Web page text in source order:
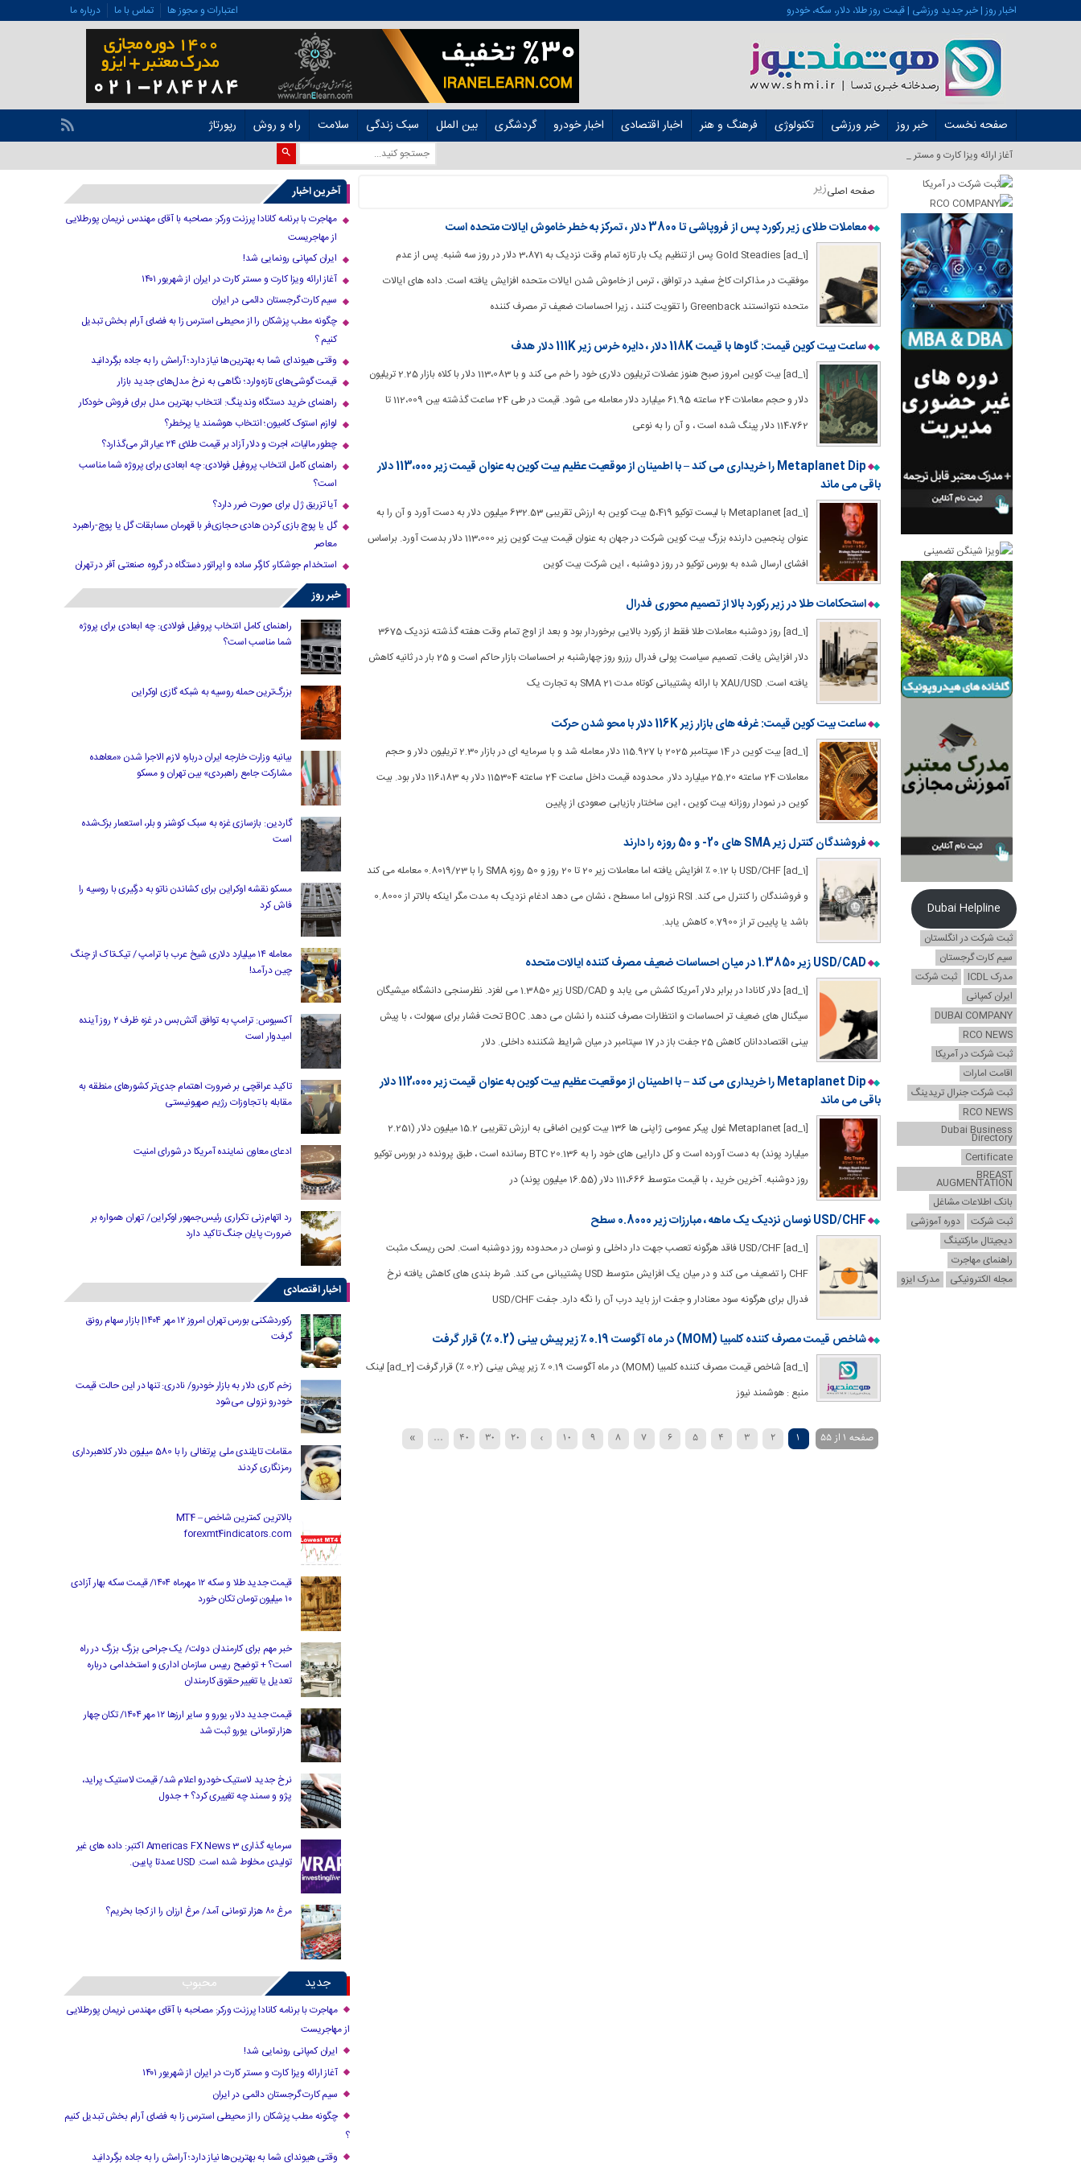
اخبار روز | خبر جدید ورزشی | قیمت روز طلا، دلار، سکه، خودرو اعتبارات و مجوز ها تماس با ما درباره ما
صفحه نخست خبر روز خبر ورزشی تکنولوژی فرهنگ و هنر اخبار اقتصادی اخبار خودرو گردشگری بین الملل سبک زندگی سلامت راه و روش رپورتاژ
آغاز ارائه ویزا کارت و مستر کارت در ایر_
صفحه اصلیزیر
معاملات طلای زیر رکورد پس از فروپاشی تا 3800 دلار ، تمرکز به خطر خاموش ایالات متحده است
[ad_1] Gold Steadies پس از تنظیم یک بار تازه تمام وقت نزدیک به 3،871 دلار در روز سه شنبه. پس از عدم
موفقیت در مذاکرات کاخ سفید در توافق ، ترس از خاموش شدن ایالات متحده افزایش یافته است. داده های ایالات
متحده نتوانستند Greenback را تقویت کنند ، زیرا احساسات ضعیف تر مصرف کننده
ساعت بیت کوین قیمت: گاوها با قیمت 118K دلار ، دایره خرس زیر 111K دلار هدف
[ad_1] بیت کوین امروز صبح هنوز عضلات تریلیون دلاری خود را خم می کند و با 113،083 دلار با کلاه بازار 2.25 تریلیون
دلار و حجم معاملات 24 ساعته 61.95 میلیارد دلار معامله می شود. قیمت در طی 24 ساعت گذشته بین 112،009 تا
114،762 دلار پینگ شده است ، و آن را به نوعی
Metaplanet Dip را خریداری می کند – با اطمینان از موقعیت عظیم بیت کوین به عنوان قیمت زیر 113،000 دلار
باقی می ماند
[ad_1] Metaplanet با لیست توکیو 5،419 بیت کوین به ارزش تقریبی 632.53 میلیون دلار به دست آورد و آن را به
عنوان پنجمین دارنده بزرگ بیت کوین شرکت در جهان به عنوان قیمت بیت کوین زیر 113،000 دلار بدست آورد. براساس
افشای ارسال شده به بورس توکیو در روز دوشنبه ، این شرکت بیت کوین
استحکامات طلا در زیر رکورد بالا از تصمیم محوری فدرال
[ad_1] روز دوشنبه معاملات طلا فقط از رکورد بالایی برخوردار بود و بعد از اوج تمام وقت هفته گذشته نزدیک 3675
دلار افزایش یافت. تصمیم سیاست پولی فدرال رزرو روز چهارشنبه بر احساسات بازار حاکم است و 25 بار در ثانیه کاهش
یافته است. XAU/USD با ارائه پشتیبانی کوتاه مدت 21 SMA به تجارت یک
ساعت بیت کوین قیمت: غرفه های بازار زیر 116K دلار با محو شدن حرکت
[ad_1] بیت کوین در 14 سپتامبر 2025 با 115.927 دلار معامله شد و با سرمایه ای در بازار 2.30 تریلیون دلار و حجم
معاملات 24 ساعته 25.20 میلیارد دلار. محدوده قیمت داخل ساعت 24 ساعته 115304 دلار به 116،183 دلار بود. بیت
کوین در نمودار روزانه بیت کوین ، این ساختار بازیابی صعودی از پایین
فروشندگان کنترل زیر SMA های 20- و 50 روزه را دارند
[ad_1] USD/CHF با 0.12 ٪ افزایش یافته اما معاملات زیر 20 تا 20 روز و 50 روزه SMA را با 0.8019/23 معامله می کند
و فروشندگان را کنترل می کند. RSI نزولی اما مسطح ، نشان می دهد ادغام نزدیک به مدت مگر اینکه بالاتر از 0.8000
باشد یا پایین تر از 0.7900 کاهش یابد.
USD/CAD زیر 1.3850 در میان احساسات ضعیف مصرف کننده ایالات متحده
[ad_1] دلار کانادا در برابر دلار آمریکا کشش می یابد و USD/CAD زیر 1.3850 می لغزد. نظرسنجی دانشگاه میشیگان
سیگنال های ضعیف تر احساسات و انتظارات مصرف کننده را نشان می دهد. BOC تحت فشار برای سهولت ، با پیش
بینی اقتصاددانان کاهش 25 جفت باز در 17 سپتامبر در میان شرایط شکننده داخلی. دلار
Metaplanet Dip را خریداری می کند – با اطمینان از موقعیت عظیم بیت کوین به عنوان قیمت زیر 112،000 دلار
باقی می ماند
[ad_1] Metaplanet غول پیکر عمومی ژاپنی ها 136 بیت کوین اضافی به ارزش تقریبی 15.2 میلیون دلار (2.251
میلیارد پوند) به دست آورده است و کل دارایی های خود را به 20.136 BTC رسانده است ، طبق پرونده در بورس توکیو
روز دوشنبه. آخرین خرید ، با قیمت متوسط ​​111،666 دلار (16.55 میلیون پوند) در
USD/CHF نوسان نزدیک یک ماهه ، مبارزات زیر 0.8000 سطح
[ad_1] USD/CHF فاقد هرگونه تعصب جهت دار داخلی و نوسان در محدوده روز دوشنبه است. لحن ریسک مثبت
CHF را تضعیف می کند و در میان یک افزایش متوسط ​​USD پشتیبانی می کند. شرط بندی های کاهش یافته نرخ
فدرال برای هرگونه سود معنادار و جفت ارز باید درب آن را نگه دارد. جفت USD/CHF
شاخص قیمت مصرف کننده کلمبیا (MOM) در ماه آگوست 0.19 ٪ زیر پیش بینی (0.2 ٪) قرار گرفت
[ad_1] شاخص قیمت مصرف کننده کلمبیا (MOM) در ماه آگوست 0.19 ٪ زیر پیش بینی (0.2 ٪) قرار گرفت [ad_2] لینک
منبع : هوشمند نیوز
صفحه 1 از 55 1
2
3
4
5
6
7
8
9
10
›
20
30
40
...
»
Dubai Helpline
ثبت شرکت در انگلستان
سیم کارت گرجستان
مدرک ICDL
ثبت شرکت
ایران کمپانی
DUBAI COMPANY
RCO NEWS
ثبت شرکت در آمریکا
اقامت امارات
ثبت شرکت جنرال تریدینگ
RCO NEWS
Dubai Business
Directory
Certificate
BREAST
AUGMENTATION
بانک اطلاعات مشاغل
ثبت شرکت
دوره آموزشی
دیجیتال مارکتینگ
راهنمای مهاجرت
مجله الکترونیکی
مدرک ایزو
آخرین اخبار
مهاجرت با برنامه کانادا پرزنت ورکر: مصاحبه با آقای مهندس نریمان پورطلایی
از مهاجریست
ایران کمپانی رونمایی شد!
آغاز ارائه ویزا کارت و مستر کارت در ایران از شهریور ۱۴۰۱
سیم کارت گرجستان دائمی در ایران
چگونه مطب پزشکان را از محیطی استرس زا به فضای آرام بخش تبدیل
کنیم ؟
وقتی هیوندای شما به بهترین‌ها نیاز دارد؛ آرامش را به جاده برگردانید
قیمت گوشی‌های تازه‌وارد؛ نگاهی به نرخ مدل‌های جدید بازار
راهنمای خرید دستگاه وندینگ: انتخاب بهترین مدل برای فروش خودکار
لوازم استوک کامیون؛ انتخاب هوشمند یا پرخطر؟
چطور مالیات، اجرت و دلار آزاد بر قیمت طلای ۲۴ عیار اثر می‌گذارد؟
راهنمای کامل انتخاب پروفیل فولادی: چه ابعادی برای پروژه شما مناسب
است؟
آیا تزریق ژل برای صورت ضرر دارد​؟
گل یا پوچ بازی کردن هادی حجازی‌فر با قهرمان مسابقات گل یا پوچ-راهبرد
معاصر
استخدام جوشکار، کارگر ساده و اپراتور دستگاه در گروه صنعتی آفر در تهران
خبر روز
راهنمای کامل انتخاب پروفیل فولادی: چه ابعادی برای پروژه
شما مناسب است؟
بزرگ‌ترین حمله روسیه به شبکه گازی اوکراین
بیانیه وزارت خارجه ایران درباره لازم‌ الاجرا شدن «معاهده
مشارکت جامع راهبردی» بین تهران و مسکو
گاردین: بازسازی غزه به سبک کوشنر و بلر، استعمار بزک‌شده
است
مسکو نقشه اوکراین برای کشاندن ناتو به درگیری با روسیه را
فاش کرد
معامله ۱۴ میلیارد دلاری شیخ عرب با ترامپ / تیک‌تاک از چنگ
چین درآمد!
آکسیوس: ترامپ به توافق آتش‌بس در غزه ظرف ۲ روز آینده
امیدوار است
تاکید عراقچی بر ضرورت اهتمام جدی‌تر کشورهای منطقه به
مقابله با تجاوزات رژیم صهیونیستی
ادعای معاون نماینده آمریکا در شورای امنیت
رد اتهام‌زنی تکراری رئیس‌جمهور اوکراین/ تهران همواره بر
ضرورت پایان جنگ تاکید دارد
اخبار اقتصادی
رکوردشکنی بورس تهران امروز ۱۲ مهر ۱۴۰۴| بازار سهام رونق
گرفت
زخم کاری دلار به بازار خودرو/ نادری: تنها در این حالت قیمت
خودرو نزولی می‌شود
مقامات تایلندی ملی پرتغالی را با 580 میلیون دلار کلاهبرداری
رمزنگاری کردند
بالاترین کمترین شاخص MT4 –
forexmt4indicators.com
قیمت جدید طلا و سکه ۱۲ مهرماه ۱۴۰۴/ قیمت سکه بهار آزادی
۱۰ میلیون تومان تکان خورد
خبر مهم برای کارمندان دولت/ یک جراحی بزرگ بزرگ در راه
است؟ + توضیح رییس سازمان اداری و استخدامی درباره
تعدیل یا تغییر حقوق کارمندان
قیمت جدید دلار، یورو و سایر ارزها ۱۲ مهر ۱۴۰۴/ تکان چهار
هزار تومانی یورو ثبت شد
نرخ جدید لاستیک خودرو اعلام شد/ قیمت لاستیک پراید،
پژو و سمند چه تغییری کرد؟ + جدول
سرمایه گذاری Americas FX News 3 اکتبر: داده های غیر
تولیدی مخلوط شده است. USD عمدتا پایین.
مرغ ۸۰ هزار تومانی آمد/ مرغ ارزان را از کجا بخریم؟
جدید محبوب
مهاجرت با برنامه کانادا پرزنت ورکر: مصاحبه با آقای مهندس نریمان پورطلایی
از مهاجریست
ایران کمپانی رونمایی شد!
آغاز ارائه ویزا کارت و مستر کارت در ایران از شهریور ۱۴۰۱
سیم کارت گرجستان دائمی در ایران
چگونه مطب پزشکان را از محیطی استرس زا به فضای آرام بخش تبدیل کنیم
؟
وقتی هیوندای شما به بهترین‌ها نیاز دارد؛ آرامش را به جاده برگردانید